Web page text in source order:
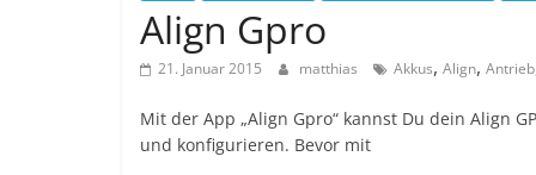
Align Gpro
21. Januar 2015 matthias Akkus, Align, Antrieb
Mit der App „Align Gpro“ kannst Du dein Align
und konfigurieren. Bevor mit